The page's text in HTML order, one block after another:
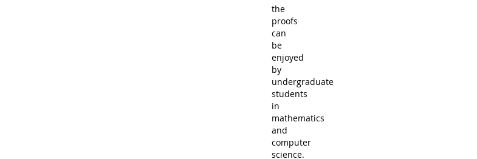
the
proofs
can
be
enjoyed
by
undergraduate
students
in
mathematics
and
computer
science.